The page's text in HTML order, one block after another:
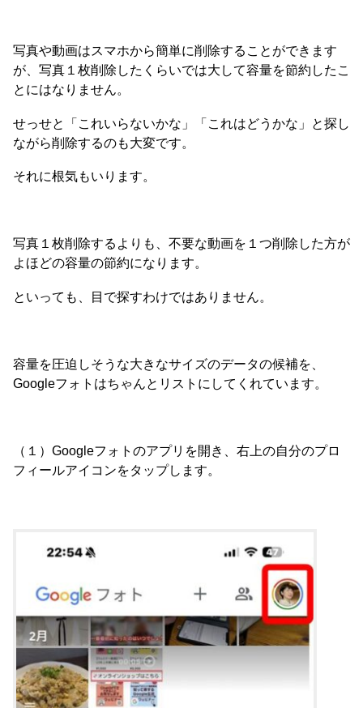
写真や動画はスマホから簡単に削除することができます
が、写真１枚削除したくらいでは大して容量を節約したこ
とにはなりません。
せっせと「これいらないかな」「これはどうかな」と探し
ながら削除するのも大変です。
それに根気もいります。
写真１枚削除するよりも、不要な動画を１つ削除した方が
よほどの容量の節約になります。
といっても、目で探すわけではありません。
容量を圧迫しそうな大きなサイズのデータの候補を、
Googleフォトはちゃんとリストにしてくれています。
（１）Googleフォトのアプリを開き、右上の自分のプロ
フィールアイコンをタップします。